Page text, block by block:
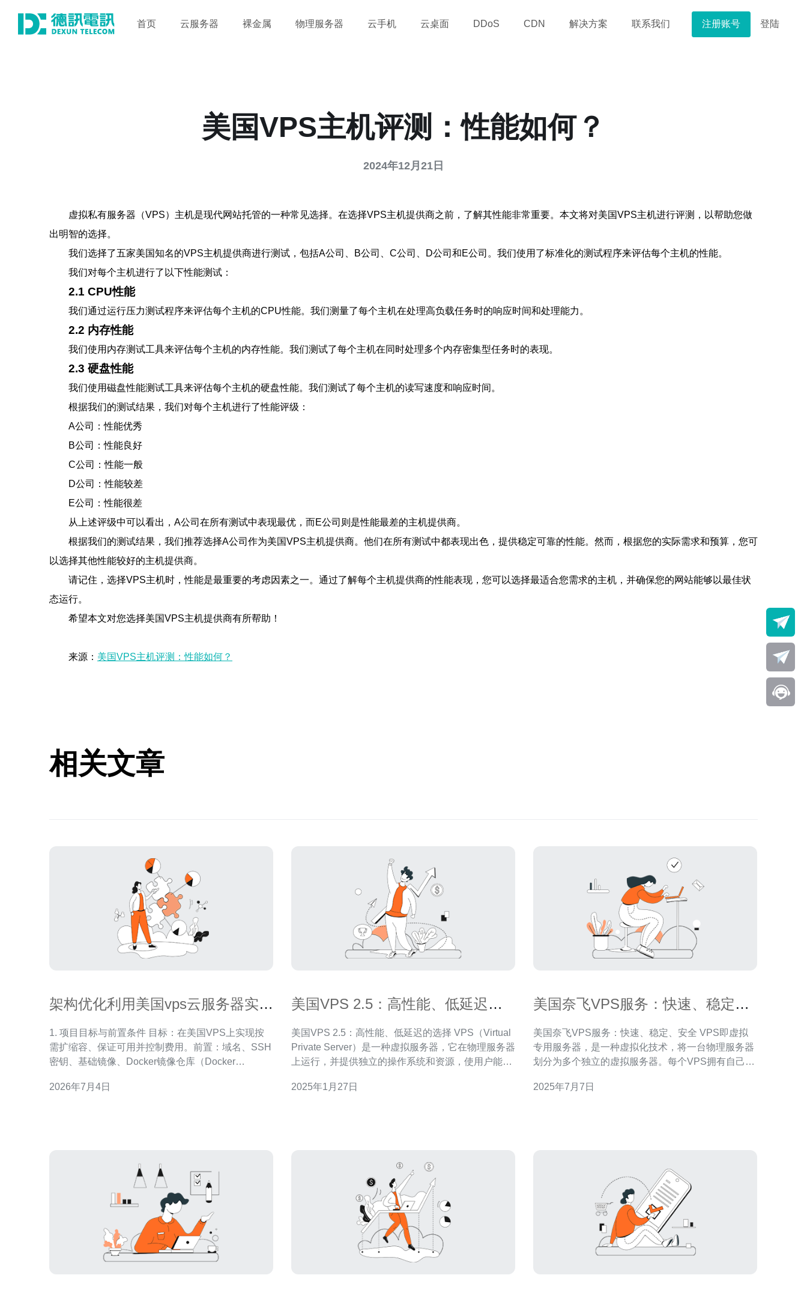
首页 云服务器 裸金属 物理服务器 云手机 云桌面 DDoS CDN 解决方案 联系我们 注册账号 登陆
美国VPS主机评测：性能如何？
2024年12月21日
虚拟私有服务器（VPS）主机是现代网站托管的一种常见选择。在选择VPS主机提供商之前，了解其性能非常重要。本文将对美国VPS主机进行评测，以帮助您做
出明智的选择。
我们选择了五家美国知名的VPS主机提供商进行测试，包括A公司、B公司、C公司、D公司和E公司。我们使用了标准化的测试程序来评估每个主机的性能。
我们对每个主机进行了以下性能测试：
2.1 CPU性能
我们通过运行压力测试程序来评估每个主机的CPU性能。我们测量了每个主机在处理高负载任务时的响应时间和处理能力。
2.2 内存性能
我们使用内存测试工具来评估每个主机的内存性能。我们测试了每个主机在同时处理多个内存密集型任务时的表现。
2.3 硬盘性能
我们使用磁盘性能测试工具来评估每个主机的硬盘性能。我们测试了每个主机的读写速度和响应时间。
根据我们的测试结果，我们对每个主机进行了性能评级：
A公司：性能优秀
B公司：性能良好
C公司：性能一般
D公司：性能较差
E公司：性能很差
从上述评级中可以看出，A公司在所有测试中表现最优，而E公司则是性能最差的主机提供商。
根据我们的测试结果，我们推荐选择A公司作为美国VPS主机提供商。他们在所有测试中都表现出色，提供稳定可靠的性能。然而，根据您的实际需求和预算，您可
以选择其他性能较好的主机提供商。
请记住，选择VPS主机时，性能是最重要的考虑因素之一。通过了解每个主机提供商的性能表现，您可以选择最适合您需求的主机，并确保您的网站能够以最佳状
态运行。
希望本文对您选择美国VPS主机提供商有所帮助！
来源： 美国VPS主机评测：性能如何？
相关文章
架构优化利用美国vps云服务器实现
1. 项目目标与前置条件 目标：在美国VPS上实现按
需扩缩容、保证可用并控制费用。前置：域名、SSH
密钥、基础镜像、Docker镜像仓库（Docker
SSH批量命令的账户。 小分段：确认服务流量峰
2026年7月4日
美国VPS 2.5：高性能、低延迟的
美国VPS 2.5：高性能、低延迟的选择 VPS（Virtual
Private Server）是一种虚拟服务器，它在物理服务器
上运行，并提供独立的操作系统和资源，使用户能够
联网技术的领先者之一，拥有先进的网络基础设施和
2025年1月27日
美国奈飞VPS服务：快速、稳定、
美国奈飞VPS服务：快速、稳定、安全 VPS即虚拟
专用服务器，是一种虚拟化技术，将一台物理服务器
划分为多个独立的虚拟服务器。每个VPS拥有自己的
服务是一家提供美国VPS主机租用服务的公司，拥有
2025年7月7日